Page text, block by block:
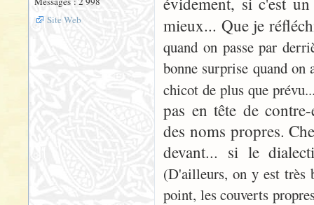
Site Web
mieux... Que je
quand on passe par
bonne surprise quand
chicot de plus que
pas en tête de
des noms propres.
devant... si le
(D'ailleurs, on y est très
point, les couverts